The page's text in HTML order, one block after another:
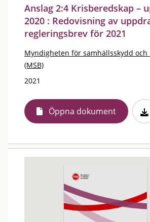
Anslag 2:4 Krisberedskap –
2020 : Redovisning av
regleringsbrev för 2021
Myndigheten för samhällsskydd och
(MSB)
2021
Öppna dokument